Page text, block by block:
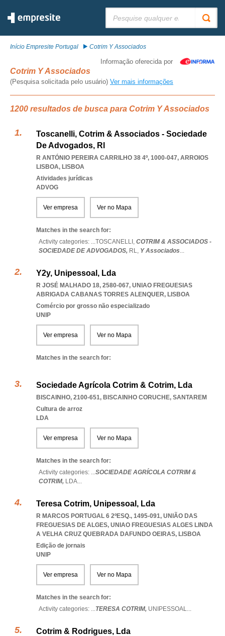
Início Empresite Portugal Cotrim Y Associados
Informação oferecida por
Cotrim Y Associados
(Pesquisa solicitada pelo usuário) Ver mais informações
1200 resultados de busca para Cotrim Y Associados
Toscanelli, Cotrim & Associados - Sociedade
De Advogados, Rl
R ANTÓNIO PEREIRA CARRILHO 38 4º, 1000-047, ARROIOS
LISBOA, LISBOA
Atividades jurídicas
ADVOG
Ver empresa Ver no Mapa
Matches in the search for:
Activity categories: ...TOSCANELLI, COTRIM & ASSOCIADOS -
SOCIEDADE DE ADVOGADOS, RL, Y Associados...
Y2y, Unipessoal, Lda
R JOSÉ MALHADO 18, 2580-067, UNIAO FREGUESIAS
ABRIGADA CABANAS TORRES ALENQUER, LISBOA
Comércio por grosso não especializado
UNIP
Ver empresa Ver no Mapa
Matches in the search for:
Sociedade Agrícola Cotrim & Cotrim, Lda
BISCAINHO, 2100-651, BISCAINHO CORUCHE, SANTAREM
Cultura de arroz
LDA
Ver empresa Ver no Mapa
Matches in the search for:
Activity categories: ...SOCIEDADE AGRÍCOLA COTRIM &
COTRIM, LDA...
Teresa Cotrim, Unipessoal, Lda
R MARCOS PORTUGAL 6 2ºESQ., 1495-091, UNIÃO DAS
FREGUESIAS DE ALGES, UNIAO FREGUESIAS ALGES LINDA
A VELHA CRUZ QUEBRADA DAFUNDO OEIRAS, LISBOA
Edição de jornais
UNIP
Ver empresa Ver no Mapa
Matches in the search for:
Activity categories: ...TERESA COTRIM, UNIPESSOAL...
Cotrim & Rodrigues, Lda